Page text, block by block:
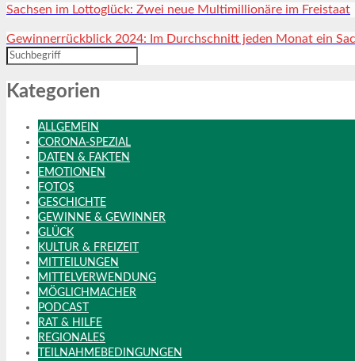
Sachsen im Lottoglück: Zwei neue Multimillionäre im Freistaat
Gewinnerrückblick 2024: Im Durchschnitt jeden Monat ein
Kategorien
ALLGEMEIN
CORONA-SPEZIAL
DATEN & FAKTEN
EMOTIONEN
FOTOS
GESCHICHTE
GEWINNE & GEWINNER
GLÜCK
KULTUR & FREIZEIT
MITTEILUNGEN
MITTELVERWENDUNG
MÖGLICHMACHER
PODCAST
RAT & HILFE
REGIONALES
TEILNAHMEBEDINGUNGEN